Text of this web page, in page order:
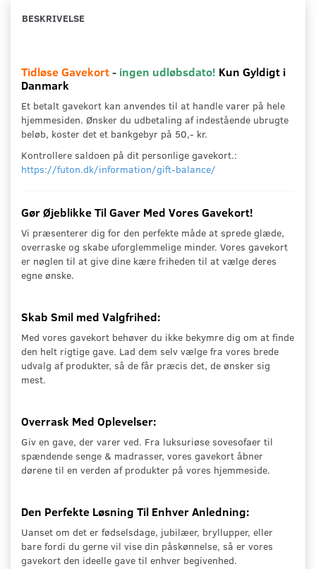
BESKRIVELSE
Tidløse Gavekort- ingen udløbsdato! Kun Gyldigt i
Danmark
Et betalt gavekort kan anvendes til at handle varer på hele
hjemmesiden. Ønsker du udbetaling af indestående ubrugte
beløb, koster det et bankgebyr på 50,- kr.
Kontrollere saldoen på dit personlige gavekort.:
https://futon.dk/information/gift-balance/
Gør Øjeblikke Til Gaver Med Vores Gavekort!
Vi præsenterer dig for den perfekte måde at sprede glæde,
overraske og skabe uforglemmelige minder. Vores gavekort
er nøglen til at give dine kære friheden til at vælge deres
egne ønske.
Skab Smil med Valgfrihed:
Med vores gavekort behøver du ikke bekymre dig om at finde
den helt rigtige gave. Lad dem selv vælge fra vores brede
udvalg af produkter, så de får præcis det, de ønsker sig
mest.
Overrask Med Oplevelser:
Giv en gave, der varer ved. Fra luksuriøse sovesofaer til
spændende senge & madrasser, vores gavekort åbner
dørene til en verden af produkter på vores hjemmeside.
Den Perfekte Løsning Til Enhver Anledning:
Uanset om det er fødselsdage, jubilæer, bryllupper, eller
bare fordi du gerne vil vise din påskønnelse, så er vores
gavekort den ideelle gave til enhver begivenhed.